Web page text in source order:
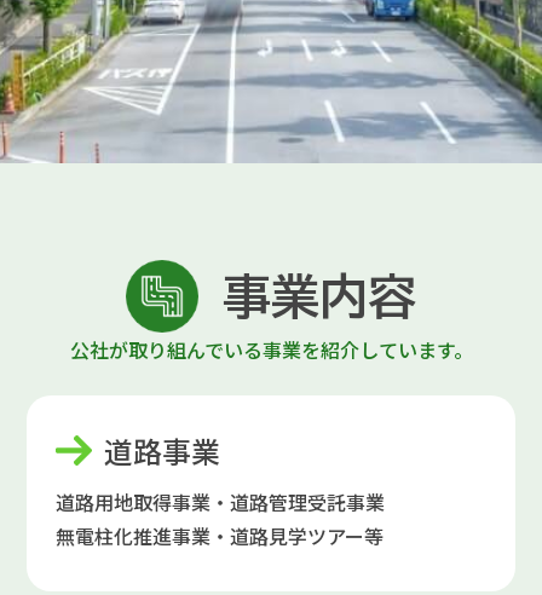
事業内容
公社が取り組んでいる事業を紹介しています。
道路事業
道路用地取得事業・道路管理受託事業
無電柱化推進事業・道路見学ツアー等